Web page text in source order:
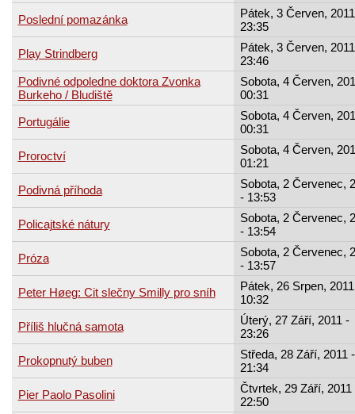
Poslední pomazánka
Pátek, 3 Červen,
23:35
Play Strindberg
Pátek, 3 Červen,
23:46
Podivné odpoledne doktora Zvonka
Burkeho / Bludiště
Sobota, 4 Červen,
00:31
Portugálie
Sobota, 4 Červen,
00:31
Proroctví
Sobota, 4 Červen,
01:21
Podivná příhoda
Sobota, 2 Červenec,
- 13:53
Policajtské nátury
Sobota, 2 Červenec,
- 13:54
Próza
Sobota, 2 Červenec,
- 13:57
Peter Høeg: Cit slečny Smilly pro sníh
Pátek, 26 Srpen,
10:32
Příliš hlučná samota
Úterý, 27 Září, 2011 -
23:26
Prokopnutý buben
Středa, 28 Září, 2011 -
21:34
Pier Paolo Pasolini
Čtvrtek, 29 Září, 2011
22:50